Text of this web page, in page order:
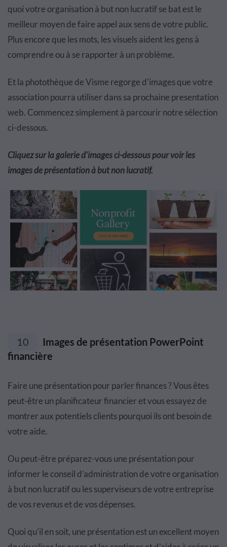
quoi votre organisation à but non lucratif se bat est le
meilleur moyen de faire appel aux sens de votre public.
Plus encore que les mots, les visuels aident les gens à
comprendre ou à se rapporter à un problème.
Et la photothèque de Visme regorge d'images que votre
association pourra utiliser dans sa prochaine presentation
web. Commencez simplement à parcourir notre sélection
ci-dessous.
Cliquez sur la galerie d'images ci-dessous pour voir les
images de présentation à but non lucratif.
10
Images de présentation PowerPoint
financière
Faire une présentation pour parler finances ? Vous êtes
peut-être un planificateur financier et vous essayez de
montrer aux potentiels clients pourquoi ils ont besoin de
votre aide.
Ou peut-être préparez-vous une présentation pour
informer le conseil d'administration de votre organisation
à but non lucratif ou les superviseurs de votre entreprise
de vos revenus et de vos dépenses.
Quoi qu'il en soit, une présentation est un excellent moyen